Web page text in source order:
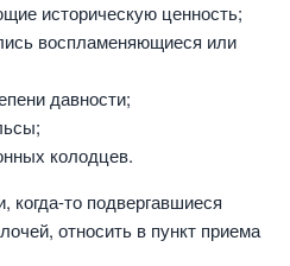
историческую ценность;
воспламеняющиеся или
давности;
колодцев.
то подвергавшиеся
относить в пункт приема